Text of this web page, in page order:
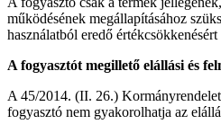
működésének megállapításához
használatból eredő
A fogyasztót megillető elállási és
A 45/2014. (II. 26.)
fogyasztó nem gyakorolhatja az